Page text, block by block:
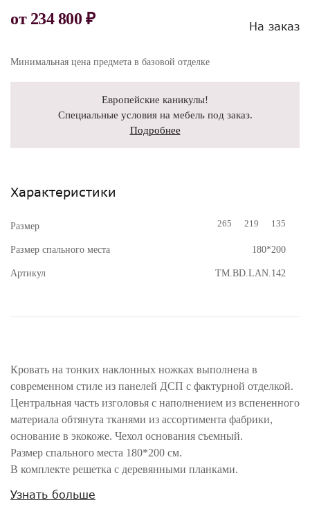
от 234 800 ₽ На заказ
Минимальная цена предмета в базовой отделке
Европейские каникулы!
Специальные условия на мебель под заказ.
Подробнее
Характеристики
Размер 265 219 135
Размер спального места 180*200
Артикул TM.BD.LAN.142
Кровать на тонких наклонных ножках выполнена в
современном стиле из панелей ДСП с фактурной отделкой.
Центральная часть изголовья с наполнением из вспененного
материала обтянута тканями из ассортимента фабрики,
основание в экокоже. Чехол основания съемный.
Размер спального места 180*200 см.
В комплекте решетка с деревянными планками.
принадлежностей.
Узнать больше